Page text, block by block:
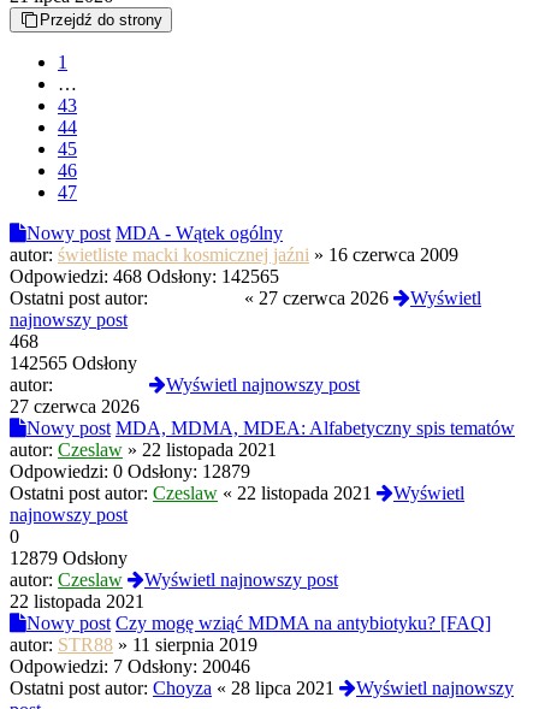
Przejdź do strony
1
…
43
44
45
46
47
Nowy post MDA - Wątek ogólny
autor: świetliste macki kosmicznej jaźni » 16 czerwca 2009
Odpowiedzi: 468 Odsłony: 142565
Ostatni post autor:
« 27 czerwca 2026
Wyświetl
najnowszy post
468
142565 Odsłony
autor:
Wyświetl najnowszy post
27 czerwca 2026
Nowy post MDA, MDMA, MDEA: Alfabetyczny spis tematów
autor: Czeslaw » 22 listopada 2021
Odpowiedzi: 0 Odsłony: 12879
Ostatni post autor: Czeslaw « 22 listopada 2021
Wyświetl
najnowszy post
0
12879 Odsłony
autor: Czeslaw
Wyświetl najnowszy post
22 listopada 2021
Nowy post Czy mogę wziąć MDMA na antybiotyku? [FAQ]
autor: STR88 » 11 sierpnia 2019
Odpowiedzi: 7 Odsłony: 20046
Ostatni post autor: Choyza « 28 lipca 2021
Wyświetl najnowszy